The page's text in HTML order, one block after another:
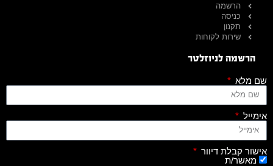
הרשמה
כניסה
תקנון
שירות לקוחות
הרשמה לניוזלטר
שם מלא
אימייל
אישור קבלת דיוור
מאשר/ת